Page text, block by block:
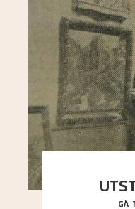
Då Astrup GÅ